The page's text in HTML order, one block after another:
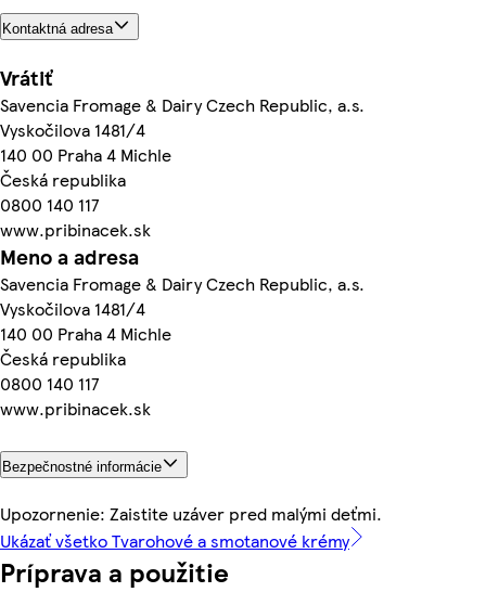
Kontaktná adresa
Vrátiť
Savencia Fromage & Dairy Czech Republic, a.s.
Vyskočilova 1481/4
140 00 Praha 4 Michle
Česká republika
0800 140 117
www.pribinacek.sk
Meno a adresa
Savencia Fromage & Dairy Czech Republic, a.s.
Vyskočilova 1481/4
140 00 Praha 4 Michle
Česká republika
0800 140 117
www.pribinacek.sk
Bezpečnostné informácie
Upozornenie: Zaistite uzáver pred malými deťmi.
Ukázať všetko Tvarohové a smotanové krémy
Príprava a použitie